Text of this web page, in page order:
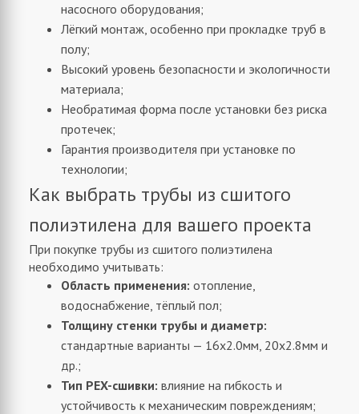
насосного оборудования;
Лёгкий монтаж, особенно при прокладке труб в
полу;
Высокий уровень безопасности и экологичности
материала;
Необратимая форма после установки без риска
протечек;
Гарантия производителя при установке по
технологии;
Как выбрать трубы из сшитого
полиэтилена для вашего проекта
При покупке трубы из сшитого полиэтилена
необходимо учитывать:
Область применения: отопление,
водоснабжение, тёплый пол;
Толщину стенки трубы и диаметр:
стандартные варианты — 16x2.0мм, 20x2.8мм и
др.;
Тип PEX-сшивки: влияние на гибкость и
устойчивость к механическим повреждениям;